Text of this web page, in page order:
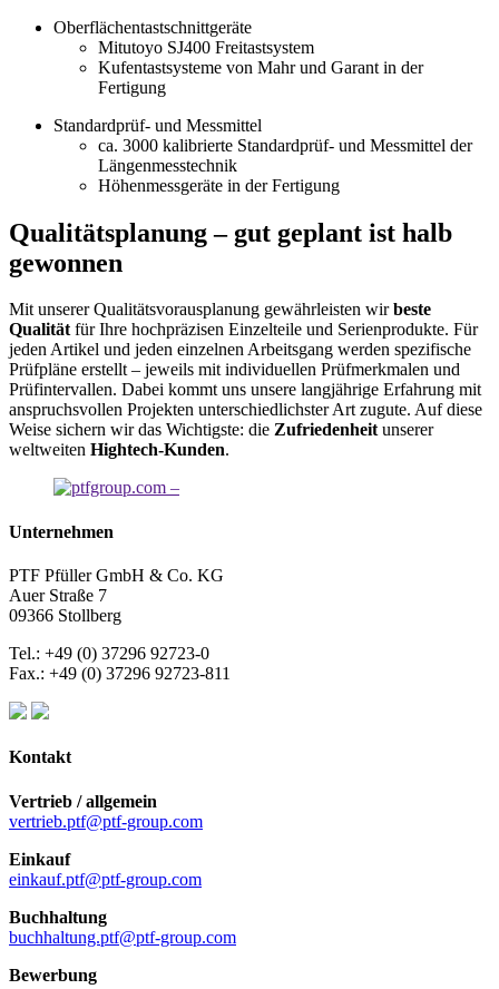
Oberflächentastschnittgeräte
Mitutoyo SJ400 Freitastsystem
Kufentastsysteme von Mahr und Garant in der
Fertigung
Standardprüf- und Messmittel
ca. 3000 kalibrierte Standardprüf- und Messmittel der
Längenmesstechnik
Höhenmessgeräte in der Fertigung
Qualitätsplanung – gut geplant ist halb
gewonnen
Mit unserer Qualitätsvorausplanung gewährleisten wirbeste
Qualitätfür Ihre hochpräzisen Einzelteile und Serienprodukte. Für
jeden Artikel und jeden einzelnen Arbeitsgang werden spezifische
Prüfpläne erstellt – jeweils mit individuellen Prüfmerkmalen und
Prüfintervallen. Dabei kommt uns unsere langjährige Erfahrung mit
anspruchsvollen Projekten unterschiedlichsterArt zugute. Auf diese
Weise sichern wir das Wichtigste: die Zufriedenheitunserer
weltweiten Hightech-Kunden.
Unternehmen
PTF Pfüller GmbH & Co. KG
Auer Straße 7
09366 Stollberg
Tel.: +49 (0) 37296 92723-0
Fax.: +49 (0) 37296 92723-811
Kontakt
Vertrieb / allgemein
vertrieb.ptf@ptf-group.com
Einkauf
einkauf.ptf@ptf-group.com
Buchhaltung
buchhaltung.ptf@ptf-group.com
Bewerbung